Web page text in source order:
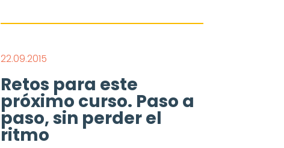
Retos para este
próximo curso. Paso a
paso, sin perder el
ritmo
22.09.2015